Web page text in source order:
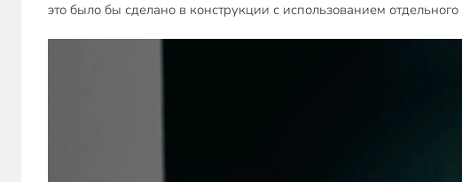
это было бы сделано в конструкции с использованием